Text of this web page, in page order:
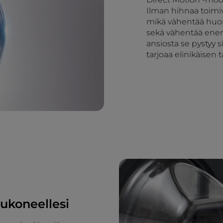
Ilman hihnaa
mikä vähentää
sekä vähentää
ansiosta se pystyy
tarjoaa elinikäisen